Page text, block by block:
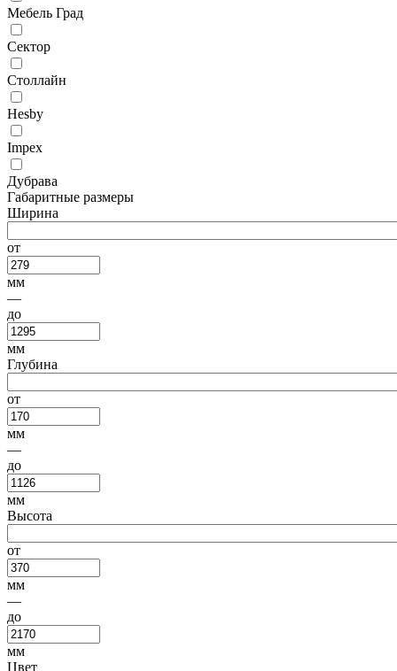
Мебель Град
Сектор
Столлайн
Hesby
Impex
Дубрава
Габаритные размеры
Ширина
от
мм
—
до
мм
Глубина
от
мм
—
до
мм
Высота
от
мм
—
до
мм
Цвет